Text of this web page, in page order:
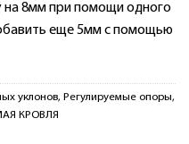
на 8мм при помощи одного
еще 5мм с помощью
уклонов, Регулируемые опоры,
КРОВЛЯ